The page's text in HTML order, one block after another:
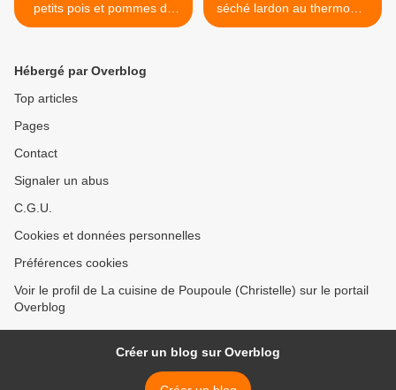
petits pois et pommes de
terre au thermomix et
séché lardon au thermomix
>
Hébergé par Overblog
Top articles
Pages
Contact
Signaler un abus
C.G.U.
Cookies et données personnelles
Préférences cookies
Voir le profil de La cuisine de Poupoule (Christelle) sur le portail
Overblog
Créer un blog sur Overblog